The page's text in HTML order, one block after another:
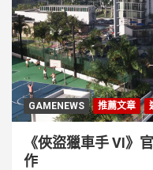
GAMENEWS 推薦文章
《俠盜獵車手 VI》
作